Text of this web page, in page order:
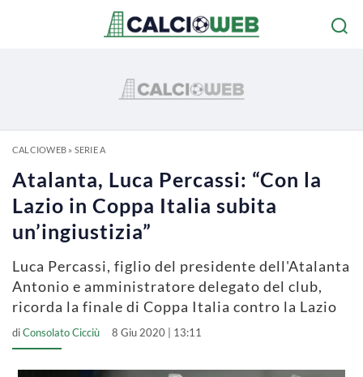
CALCIOWEB» SERIE A
Atalanta, Luca Percassi: “Con la
Lazio in Coppa Italia subita
un’ingiustizia”
Luca Percassi, figlio del presidente dell'Atalanta
Antonio e amministratore delegato del club,
ricorda la finale di Coppa Italia contro la Lazio
diConsolato Cicciù 8 Giu 2020 | 13:11